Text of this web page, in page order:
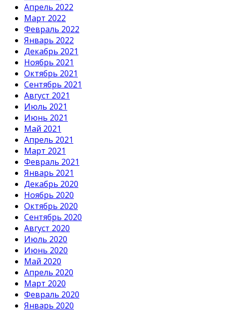
Апрель 2022
Март 2022
Февраль 2022
Январь 2022
Декабрь 2021
Ноябрь 2021
Октябрь 2021
Сентябрь 2021
Август 2021
Июль 2021
Июнь 2021
Май 2021
Апрель 2021
Март 2021
Февраль 2021
Январь 2021
Декабрь 2020
Ноябрь 2020
Октябрь 2020
Сентябрь 2020
Август 2020
Июль 2020
Июнь 2020
Май 2020
Апрель 2020
Март 2020
Февраль 2020
Январь 2020